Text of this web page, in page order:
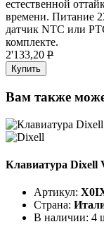
естественной
времени. Питание
датчик NTC или
комплекте.
2'133,20 P
Купить
Вам также
Клавиатура Dixell
Артикул:
Страна:
В наличии: 4